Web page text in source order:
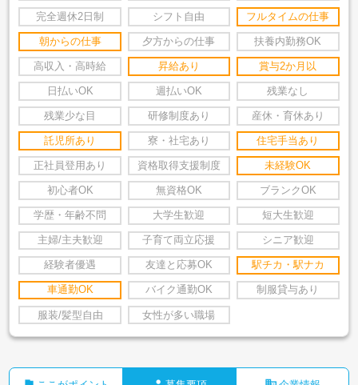
完全週休2日制 シフト自由 フルタイムの仕事
朝からの仕事 夕方からの仕事 扶養内勤務OK
高収入・高時給 昇給あり 賞与2か月以
日払いOK 週払いOK 残業なし
残業少な目 研修制度あり 産休・育休あり
託児所あり 寮・社宅あり 住宅手当あり
正社員登用あり 資格取得支援制度 未経験OK
初心者OK 無資格OK ブランクOK
学歴・年齢不問 大学生歓迎 短大生歓迎
主婦/主夫歓迎 子育て両立応援 シニア歓迎
経験者優遇 友達と応募OK 駅チカ・駅ナカ
車通勤OK バイク通勤OK 制服貸与あり
服装/髪型自由 女性が多い職場